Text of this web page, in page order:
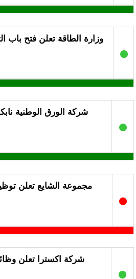
●
وزارة الطاقة تعلن فتح باب
●
شركة الورق الوطنية
●
مجموعة الشايع تعلن
●
شركة اكسترا تعلن